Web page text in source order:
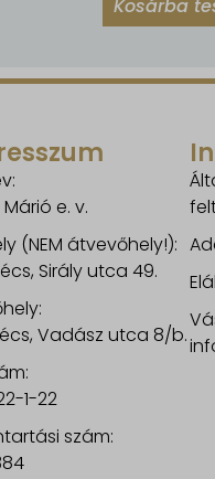
Kosárba
e. v.
(NEM átvevőhely!):
Sirály utca 49.
Vadász utca 8/b.
1-22
szám: